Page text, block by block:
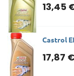
13,45
Castrol
17,87